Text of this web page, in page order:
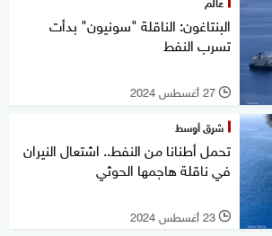
البنتاغون: الناقلة "سونيون" بدأت
تسرب النفط
l 27 أغسطس 2024
شرق أوسط
تحمل أطنانا من النفط.. اشتعال النيران
في ناقلة هاجمها الحوثي
l 23 أغسطس 2024